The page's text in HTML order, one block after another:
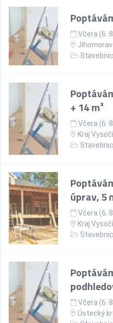
Včera (6.
+ 14 m²
Včera (6.
Kraj
úprav, 5
Včera (6.
Kraj
Včera (6.
Ústecký